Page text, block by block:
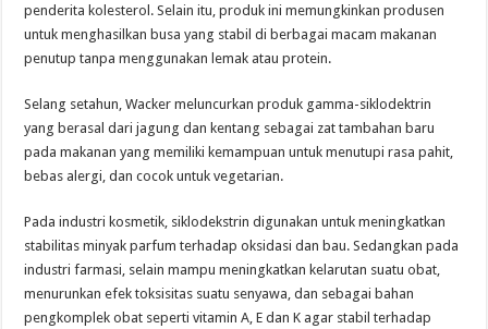
penderita kolesterol. Selain itu, produk ini memungkinkan produsen
untuk menghasilkan busa yang stabil di berbagai macam makanan
penutup tanpa menggunakan lemak atau protein.
Selang setahun, Wacker meluncurkan produk gamma-siklodektrin
yang berasal dari jagung dan kentang sebagai zat tambahan baru
pada makanan yang memiliki kemampuan untuk menutupi rasa pahit,
bebas alergi, dan cocok untuk vegetarian.
Pada industri kosmetik, siklodekstrin digunakan untuk meningkatkan
stabilitas minyak parfum terhadap oksidasi dan bau. Sedangkan pada
industri farmasi, selain mampu meningkatkan kelarutan suatu obat,
menurunkan efek toksisitas suatu senyawa, dan sebagai bahan
pengkomplek obat seperti vitamin A, E dan K agar stabil terhadap